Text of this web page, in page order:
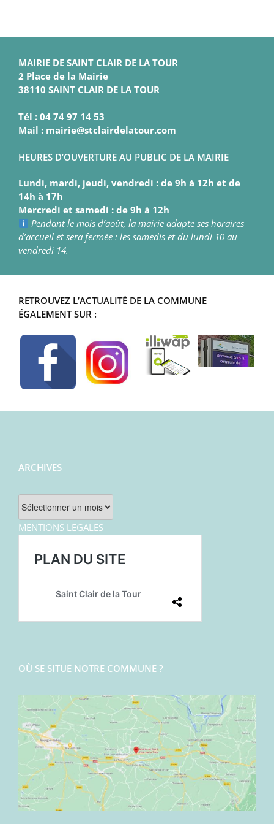
MAIRIE DE SAINT CLAIR DE LA TOUR
2 Place de la Mairie
38110 SAINT CLAIR DE LA TOUR
Tél : 04 74 97 14 53
Mail : mairie@stclairdelatour.com
HEURES D’OUVERTURE AU PUBLIC DE LA MAIRIE
Lundi, mardi, jeudi, vendredi : de 9h à 12h et de
14h à 17h
Mercredi et samedi : de 9h à 12h
Pendant le mois d’août, la mairie adapte ses horaires
d’accueil et sera fermée : les samedis et du lundi 10 au
vendredi 14.
RETROUVEZ L’ACTUALITÉ DE LA COMMUNE
ÉGALEMENT SUR :
ARCHIVES
Archives
MENTIONS LEGALES
OÙ SE SITUE NOTRE COMMUNE ?